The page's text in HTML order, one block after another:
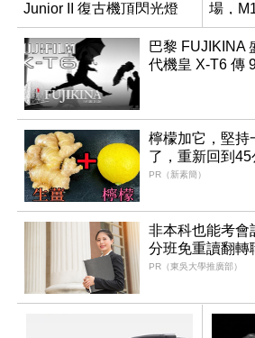
Junior II 復古機頂閃光燈
場，
領銜換
巴黎 FUJIKINA
代機皇 X-T6 傳
檸檬加它，堅持
了，重新回到45
PR（新素簡）
非本科也能考會
分班免重讀翻轉
PR（東吳大學推廣部）